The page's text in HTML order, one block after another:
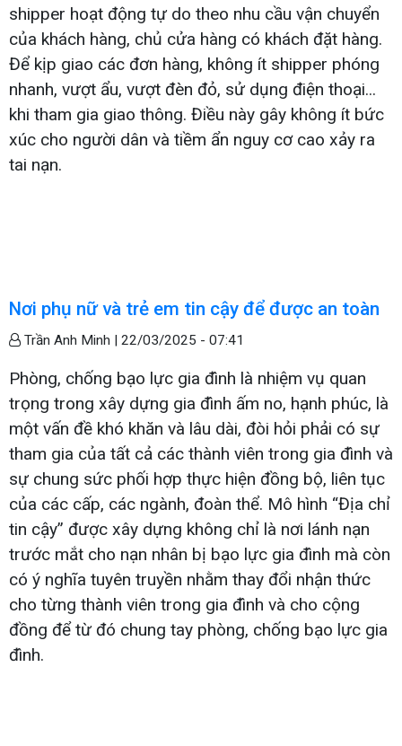
shipper hoạt động tự do theo nhu cầu vận chuyển
của khách hàng, chủ cửa hàng có khách đặt hàng.
Để kịp giao các đơn hàng, không ít shipper phóng
nhanh, vượt ẩu, vượt đèn đỏ, sử dụng điện thoại...
khi tham gia giao thông. Điều này gây không ít bức
xúc cho người dân và tiềm ẩn nguy cơ cao xảy ra
tai nạn.
Nơi phụ nữ và trẻ em tin cậy để được an toàn
Trần Anh Minh | 22/03/2025 - 07:41
Phòng, chống bạo lực gia đình là nhiệm vụ quan
trọng trong xây dựng gia đình ấm no, hạnh phúc, là
một vấn đề khó khăn và lâu dài, đòi hỏi phải có sự
tham gia của tất cả các thành viên trong gia đình và
sự chung sức phối hợp thực hiện đồng bộ, liên tục
của các cấp, các ngành, đoàn thể. Mô hình “Địa chỉ
tin cậy” được xây dựng không chỉ là nơi lánh nạn
trước mắt cho nạn nhân bị bạo lực gia đình mà còn
có ý nghĩa tuyên truyền nhằm thay đổi nhận thức
cho từng thành viên trong gia đình và cho cộng
đồng để từ đó chung tay phòng, chống bạo lực gia
đình.